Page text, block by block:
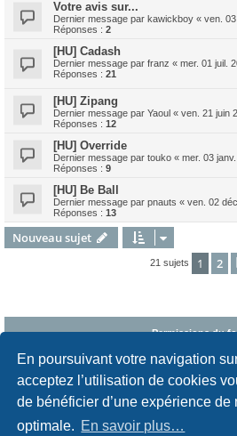
En poursuivant votre navigation
acceptez l’utilisation de cookies
de bénéficier d’une expérience de
optimale. En savoir plus…
Votre avis sur...
Dernier message par kawickboy « ven.
Réponses : 2
[HU] Cadash
Dernier message par franz « mer. 01 juil.
Réponses : 21
[HU] Zipang
Dernier message par Yaoul « ven. 21 juin
Réponses : 12
[HU] Override
Dernier message par touko « mer. 03
Réponses : 9
[HU] Be Ball
Dernier message par pnauts « ven. 02
Réponses : 13
Nouveau sujet
21 sujets 1 2
Permissions du
Vous ne pouvez pas publier de nouveaux sujets
Vousne pouvez pasrépondre aux sujets dans ce
Vousne pouvez pasmodifier vos messages dans
Vous ne pouvez passupprimer vos messages